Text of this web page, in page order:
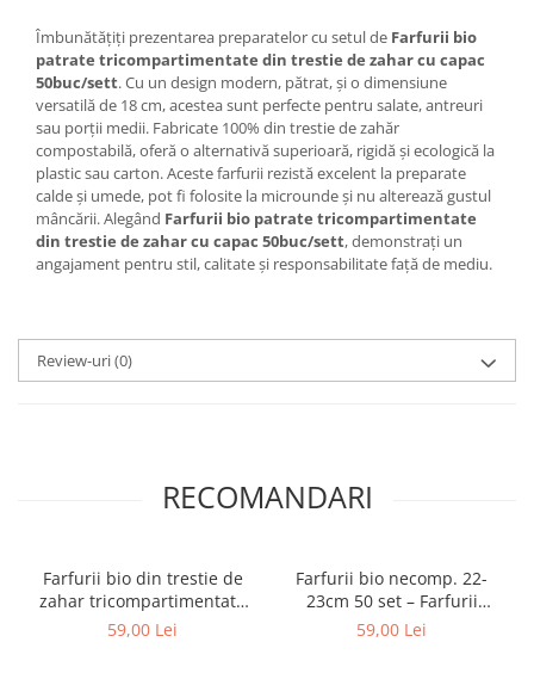
Îmbunătățiți prezentarea preparatelor cu setul de Farfurii bio
patrate tricompartimentate din trestie de zahar cu capac
50buc/sett. Cu un design modern, pătrat, și o dimensiune
versatilă de 18 cm, acestea sunt perfecte pentru salate, antreuri
sau porții medii. Fabricate 100% din trestie de zahăr
compostabilă, oferă o alternativă superioară, rigidă și ecologică la
plastic sau carton. Aceste farfurii rezistă excelent la preparate
calde și umede, pot fi folosite la microunde și nu alterează gustul
mâncării. Alegând Farfurii bio patrate tricompartimentate
din trestie de zahar cu capac 50buc/sett, demonstrați un
angajament pentru stil, calitate și responsabilitate față de mediu.
Review-uri(0)
RECOMANDARI
Farfurii bio din trestie de
zahar tricompartimentate
26cm 50buc/set
59,00 Lei
Farfurii bio necomp. 22-
23cm 50 set – Farfurii
Biodegradabile Rotunde
59,00 Lei